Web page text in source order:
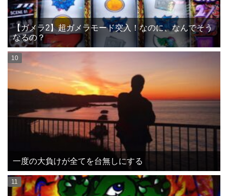
【ガメラ2】超ガメラモード突入！なのに、なんでそう
なるの？
一度の大負けが全てを台無しにする